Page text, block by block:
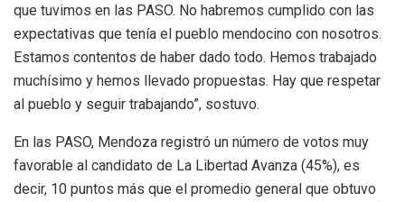
que tuvimos en las PASO. No habremos cumplido con las
expectativas que tenía el pueblo mendocino con nosotros.
Estamos contentos de haber dado todo. Hemos trabajado
muchísimo y hemos llevado propuestas. Hay que respetar
al pueblo y seguir trabajando”, sostuvo.
En las PASO, Mendoza registró un número de votos muy
favorable al candidato de La Libertad Avanza (45%), es
decir, 10 puntos más que el promedio general que obtuvo